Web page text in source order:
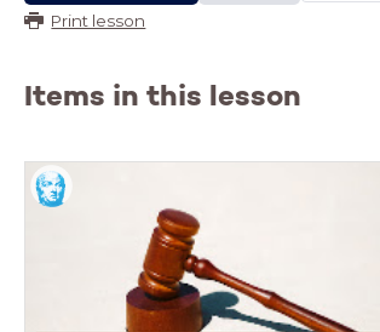
Print lesson
Items in this lesson